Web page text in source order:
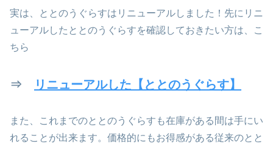
実は、ととのうぐらすはリニューアルしました！先にリニ
ューアルしたととのうぐらすを確認しておきたい方は、こ
ちら
⇒ リニューアルした【ととのうぐらす】
また、これまでのととのうぐらすも在庫がある間は手にい
れることが出来ます。価格的にもお得感がある従来のとと